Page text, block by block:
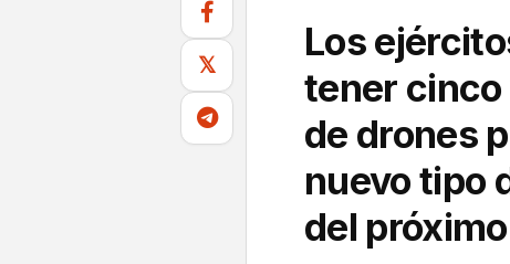
𝕏
Los
tener cinco
de drones
nuevo tipo
del